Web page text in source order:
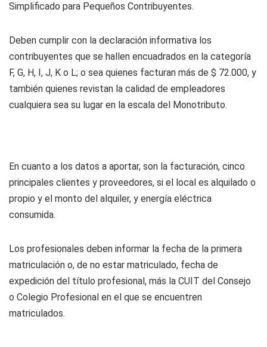
Simplificado para Pequeños Contribuyentes.
Deben cumplir con la declaración informativa los
contribuyentes que se hallen encuadrados en la categoría
F, G, H, I, J, K o L; o sea quienes facturan más de $ 72.000, y
también quienes revistan la calidad de empleadores
cualquiera sea su lugar en la escala del Monotributo.
En cuanto a los datos a aportar, son la facturación, cinco
principales clientes y proveedores, si el local es alquilado o
propio y el monto del alquiler, y energía eléctrica
consumida.
Los profesionales deben informar la fecha de la primera
matriculación o, de no estar matriculado, fecha de
expedición del título profesional, más la CUIT del Consejo
o Colegio Profesional en el que se encuentren
matriculados.